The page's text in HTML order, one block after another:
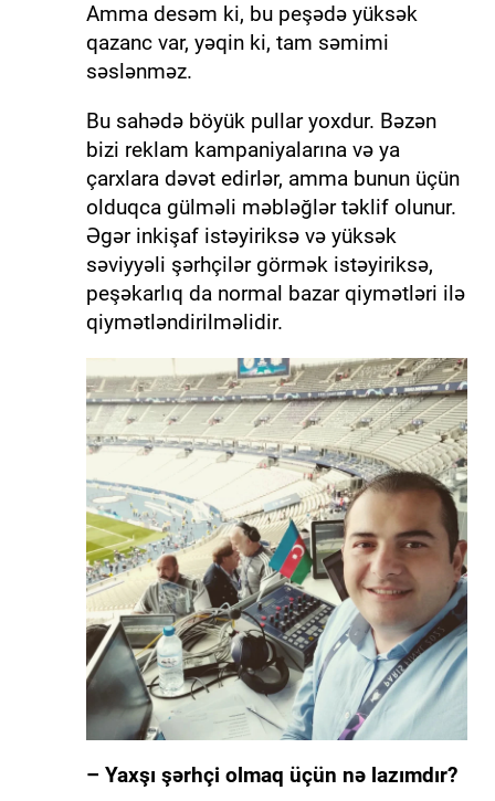
Amma desəm ki, bu peşədə yüksək
qazanc var, yəqin ki, tam səmimi
səslənməz.
Bu sahədə böyük pullar yoxdur. Bəzən
bizi reklam kampaniyalarına və ya
çarxlara dəvət edirlər, amma bunun üçün
olduqca gülməli məbləğlər təklif olunur.
Əgər inkişaf istəyiriksə və yüksək
səviyyəli şərhçilər görmək istəyiriksə,
peşəkarlıq da normal bazar qiymətləri ilə
qiymətləndirilməlidir.
– Yaxşı şərhçi olmaq üçün nə lazımdır?